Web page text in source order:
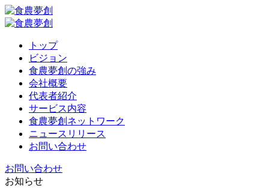
トップ
ビジョン
食農夢創の強み
会社概要
代表者紹介
サービス内容
食農夢創ネットワーク
ニュースリリース
お問い合わせ
お問い合わせ
お知らせ